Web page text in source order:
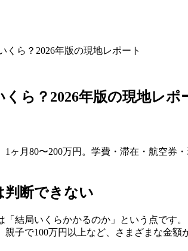
ら？2026年版の現地レポート
ら？2026年版の現地レポ
ヶ月80〜200万円。学費・滞在・航空
判断できない
結局いくらかかるのか」という点です。
子で100万円以上など、さまざまな金